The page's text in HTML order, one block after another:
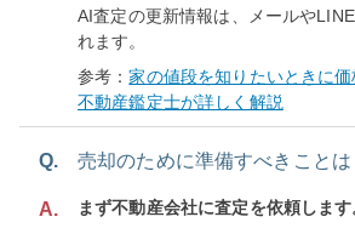
AI査定の更新情報は、メールや
れます。
参考：家の値段を知りたいときに
不動産鑑定士が詳しく解説
Q. 売却のために準備すべきことは
A.
まず不動産会社に査定を依頼します